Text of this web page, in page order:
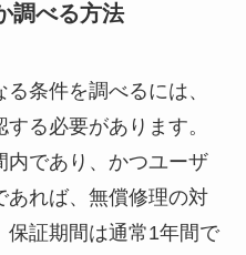
調べる方法
条件を調べるには、
る必要があります。
内であり、かつユーザ
あれば、無償修理の対
保証期間は通常1年間で